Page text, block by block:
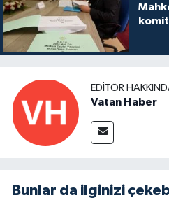
EDITÖR
Vatan Haber
Bunlar da ilginizi